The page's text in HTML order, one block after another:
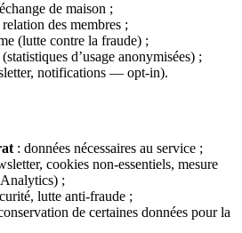
de maison ;
des membres ;
(lutte contre la fraude) ;
d’usage anonymisées) ;
notifications — opt-in).
: données nécessaires au service ;
cookies non-essentiels, mesure
;
lutte anti-fraude ;
de certaines données pour la